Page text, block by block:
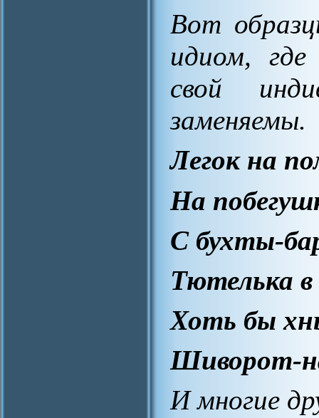
Вот
идиом, где
свой
заменяемы.
Легок на
На
С бухты-
Тютелька
Хоть бы
Шиворот-
И многие